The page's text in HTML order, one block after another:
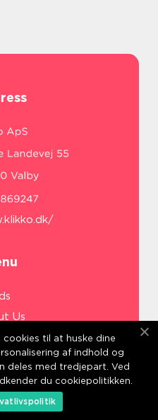
Us
til at huske dine
af indhold og
deles med tredjepart. Ved
du cookiepolitikken.